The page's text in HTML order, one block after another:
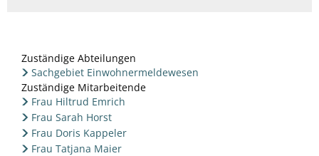
Zuständige Abteilungen
Sachgebiet Einwohnermeldewesen
Zuständige Mitarbeitende
Frau Hiltrud Emrich
Frau Sarah Horst
Frau Doris Kappeler
Frau Tatjana Maier